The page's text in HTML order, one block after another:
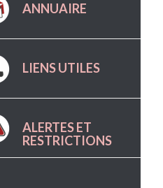
ANNUAIRE
LIENS UTILES
ALERTES ET
RESTRICTIONS